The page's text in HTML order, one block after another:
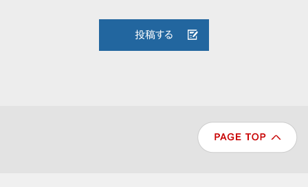
投稿する